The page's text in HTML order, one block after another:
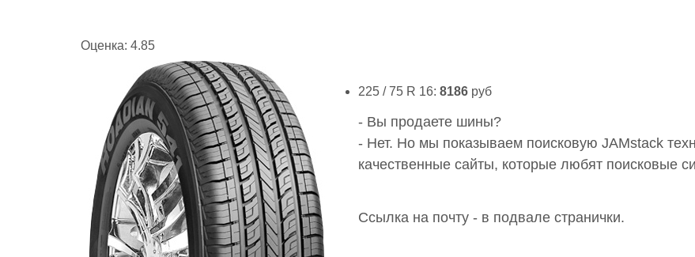
Оценка: 4.85
225 / 75 R 16: 8186 руб
- Вы продаете шины?
- Нет. Но мы показываем поисковую JAMstack
качественные сайты, которые любят поисковые
Ссылка на почту - в подвале странички.